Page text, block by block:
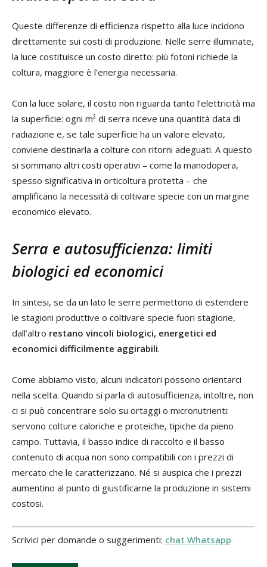
Queste differenze di efficienza rispetto alla luce incidono
direttamente sui costi di produzione. Nelle serre illuminate,
la luce costituisce un costo diretto: più fotoni richiede la
coltura, maggiore è l’energia necessaria.
Con la luce solare, il costo non riguarda tanto l’elettricità ma
la superficie: ogni m² di serra riceve una quantità data di
radiazione e, se tale superficie ha un valore elevato,
conviene destinarla a colture con ritorni adeguati. A questo
si sommano altri costi operativi – come la manodopera,
spesso significativa in orticoltura protetta – che
amplificano la necessità di coltivare specie con un margine
economico elevato.
Serra e autosufficienza: limiti
biologici ed economici
In sintesi, se da un lato le serre permettono di estendere
le stagioni produttive o coltivare specie fuori stagione,
dall’altro restano vincoli biologici, energetici ed
economici difficilmente aggirabili.
Come abbiamo visto, alcuni indicatori possono orientarci
nella scelta. Quando si parla di autosufficienza, intoltre, non
ci si può concentrare solo su ortaggi o micronutrienti:
servono colture caloriche e proteiche, tipiche da pieno
campo. Tuttavia, il basso indice di raccolto e il basso
contenuto di acqua non sono compatibili con i prezzi di
mercato che le caratterizzano. Né si auspica che i prezzi
aumentino al punto di giustificarne la produzione in sistemi
costosi.
Scrivici per domande o suggerimenti: chat Whatsapp